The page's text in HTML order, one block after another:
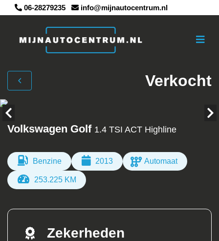
06-28279235 info@mijnautocentrum.nl
Verkocht
Volkswagen Golf 1.4 TSI ACT Highline
Benzine 2013 Automaat
253.225 KM
Zekerheden